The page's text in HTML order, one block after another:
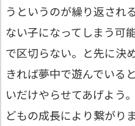
うというのが繰り返され
ない子になってしまう可
で区切らない。と先に決
きれば夢中で遊んでいる
いだけやらせてあげよう
どもの成長により繋がりま